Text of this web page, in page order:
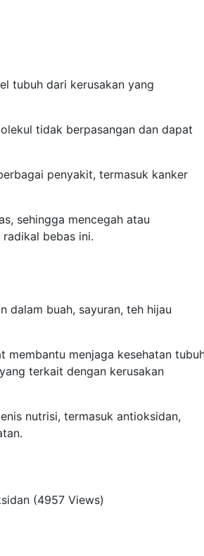
tubuh dari kerusakan yang
tidak berpasangan dan dapat
penyakit, termasuk kanker
sehingga mencegah atau
bebas ini.
dalam buah, sayuran, teh hijau
membantu menjaga kesehatan
terkait dengan kerusakan
nutrisi, termasuk antioksidan,
(4957 Views)